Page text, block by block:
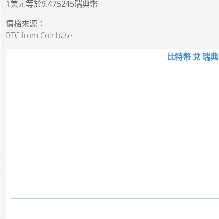
1美元等於9.475245瑞典幣
價格來源：
BTC from Coinbase
比特幣 兌 瑞